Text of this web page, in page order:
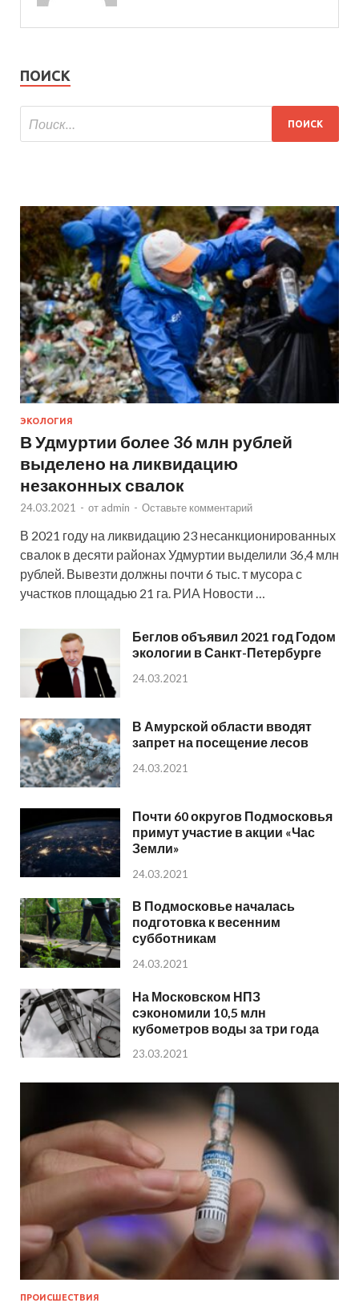
ПОИСК
ЭКОЛОГИЯ
В Удмуртии более 36 млн рублей
выделено на ликвидацию
незаконных свалок
24.03.2021 - от admin - Оставьте комментарий
В 2021 году на ликвидацию 23 несанкционированных
свалок в десяти районах Удмуртии выделили 36,4 млн
рублей. Вывезти должны почти 6 тыс. т мусора с
участков площадью 21 га. РИА Новости …
Беглов объявил 2021 год Годом
экологии в Санкт-Петербурге
24.03.2021
В Амурской области вводят
запрет на посещение лесов
24.03.2021
Почти 60 округов Подмосковья
примут участие в акции «Час
Земли»
24.03.2021
В Подмосковье началась
подготовка к весенним
субботникам
24.03.2021
На Московском НПЗ
сэкономили 10,5 млн
кубометров воды за три года
23.03.2021
ПРОИСШЕСТВИЯ